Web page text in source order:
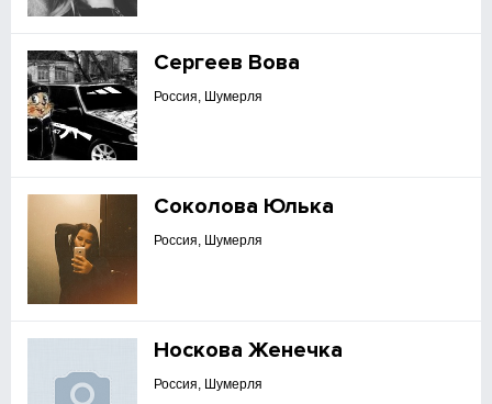
Сергеев Вова
Россия, Шумерля
Соколова Юлька
Россия, Шумерля
Носкова Женечка
Россия, Шумерля